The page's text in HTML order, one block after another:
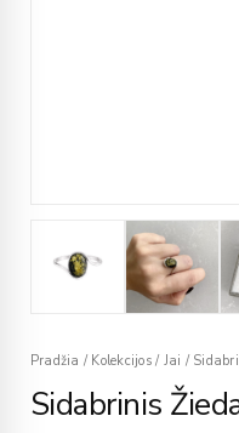
Pradžia / Kolekcijos / Jai /
Sidabrinis